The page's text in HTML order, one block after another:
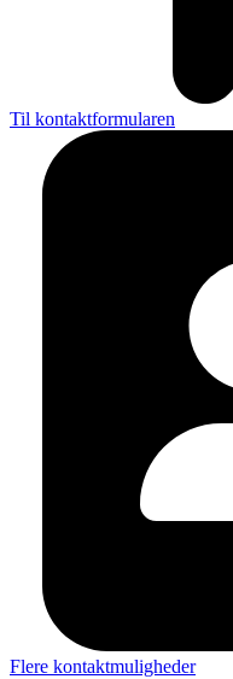
Til kontaktformularen
Flere kontaktmuligheder